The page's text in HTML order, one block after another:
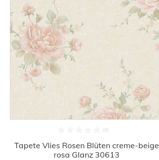
Tapete Vlies Rosen Blüten creme-beige
rosa Glanz 30613